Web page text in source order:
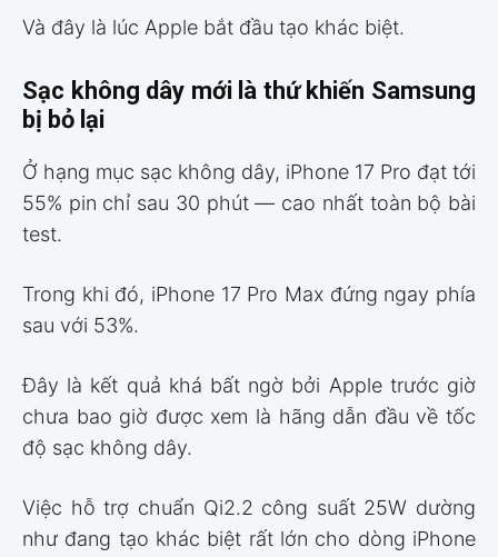
Và đây là lúc Apple bắt đầu tạo khác biệt.
Sạc không dây mới là thứ khiến Samsung
bị bỏ lại
Ở hạng mục sạc không dây, iPhone 17 Pro đạt tới
55% pin chỉ sau 30 phút — cao nhất toàn bộ bài
test.
Trong khi đó, iPhone 17 Pro Max đứng ngay phía
sau với 53%.
Đây là kết quả khá bất ngờ bởi Apple trước giờ
chưa bao giờ được xem là hãng dẫn đầu về tốc
độ sạc không dây.
Việc hỗ trợ chuẩn Qi2.2 công suất 25W dường
như đang tạo khác biệt rất lớn cho dòng iPhone